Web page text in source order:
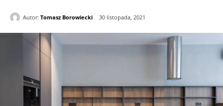
Autor: Tomasz Borowiecki 30 listopada, 2021